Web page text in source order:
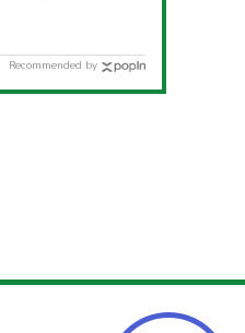
Recommended by